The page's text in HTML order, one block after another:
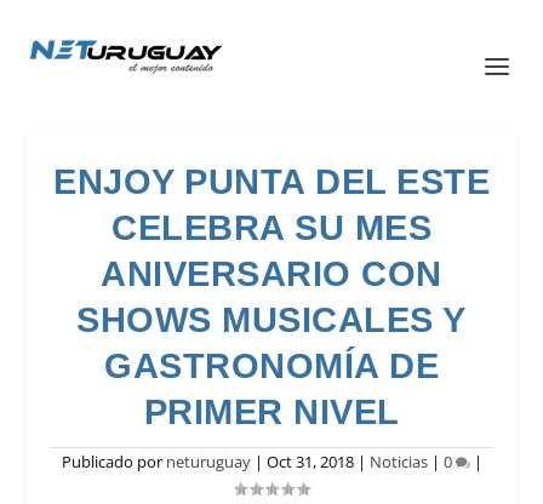
ENJOY PUNTA DEL ESTE
CELEBRA SU MES
ANIVERSARIO CON
SHOWS MUSICALES Y
GASTRONOMÍA DE
PRIMER NIVEL
Publicado por neturuguay| Oct 31, 2018| Noticias| 0 |